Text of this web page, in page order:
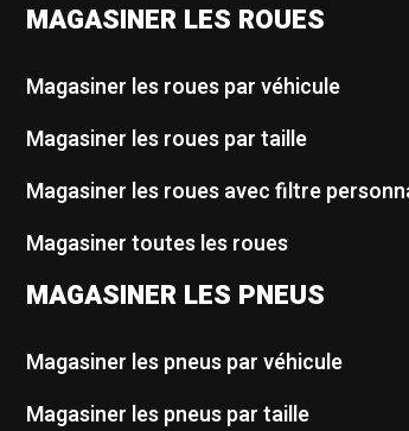
MAGASINER LES ROUES
Magasiner les roues par véhicule
Magasiner les roues par taille
Magasiner les roues avec filtre
Magasiner toutes les roues
MAGASINER LES PNEUS
Magasiner les pneus par véhicule
Magasiner les pneus par taille